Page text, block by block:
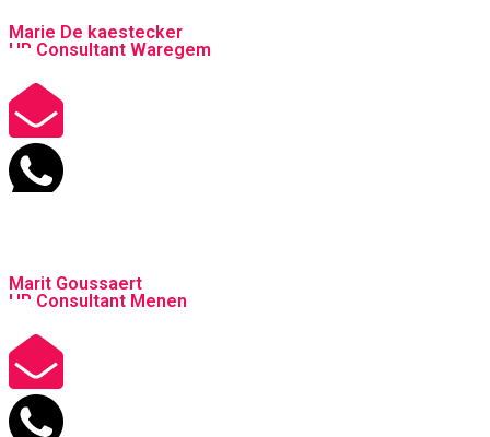
Marie De kaestecker
HR Consultant Waregem
Marit Goussaert
HR Consultant Menen